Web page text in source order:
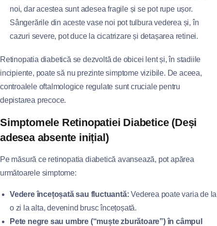
noi, dar acestea sunt adesea fragile și se pot rupe ușor.
Sângerările din aceste vase noi pot tulbura vederea și, în
cazuri severe, pot duce la cicatrizare și detașarea retinei.
Retinopatia diabetică se dezvoltă de obicei lent și, în stadiile
incipiente, poate să nu prezinte simptome vizibile. De aceea,
controalele oftalmologice regulate sunt cruciale pentru
depistarea precoce.
Simptomele Retinopatiei Diabetice (Deși
adesea absente inițial)
Pe măsură ce retinopatia diabetică avansează, pot apărea
următoarele simptome:
Vedere încețoșată sau fluctuantă: Vederea poate varia de la
o zi la alta, devenind brusc încețoșată.
Pete negre sau umbre (“muște zburătoare”) în câmpul